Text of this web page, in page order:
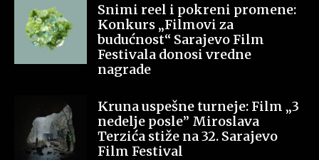
Snimi reel i pokreni promene:
Konkurs „Filmovi za
budućnost“ Sarajevo Film
Festivala donosi vredne
nagrade
Kruna uspešne turneje: Film „3
nedelje posle” Miroslava
Terzića stiže na 32. Sarajevo
Film Festival